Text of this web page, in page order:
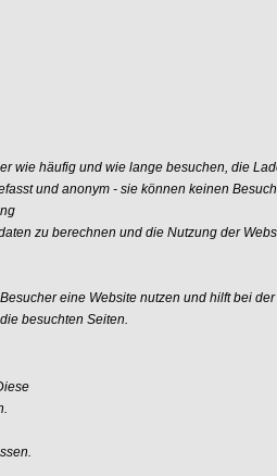
häufig und wie lange besuchen, die
und anonym - sie können keinen
zu berechnen und die Nutzung der
eine Website nutzen und hilft bei
besuchten Seiten.